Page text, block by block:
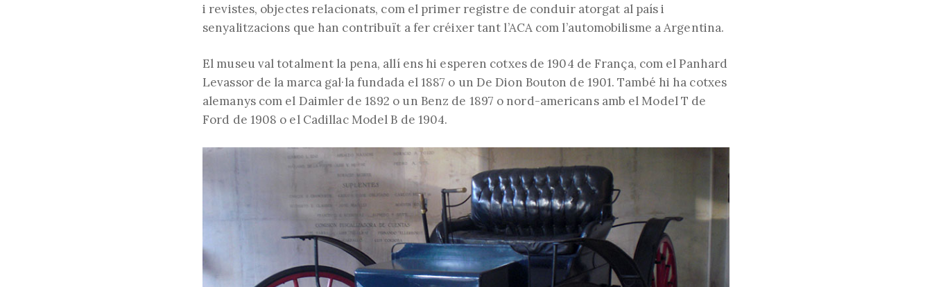
i revistes, objectes relacionats, com el primer registre de conduir atorgat al país i
senyalitzacions que han contribuït a fer créixer tant l’ACA com l’automobilisme a Argentina.
El museu val totalment la pena, allí ens hi esperen cotxes de 1904 de França, com el Panhard
Levassor de la marca gal·la fundada el 1887 o un De Dion Bouton de 1901. També hi ha cotxes
alemanys com el Daimler de 1892 o un Benz de 1897 o nord-americans amb el Model T de
Ford de 1908 o el Cadillac Model B de 1904.